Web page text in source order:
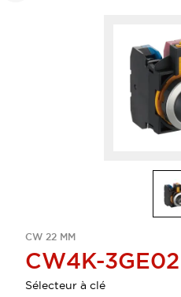
CW 22 MM
CW4K-
Sélecteur à clé